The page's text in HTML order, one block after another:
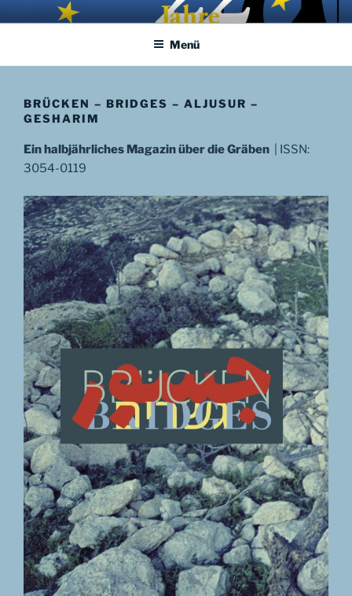
InhaltAPHORISMA.EU
… links und rechts von Jerusalem …
Menü
BRÜCKEN – BRIDGES – ALJUSUR –
GESHARIM
Ein halbjährliches Magazin über die Gräben
| ISSN:
3054-0119